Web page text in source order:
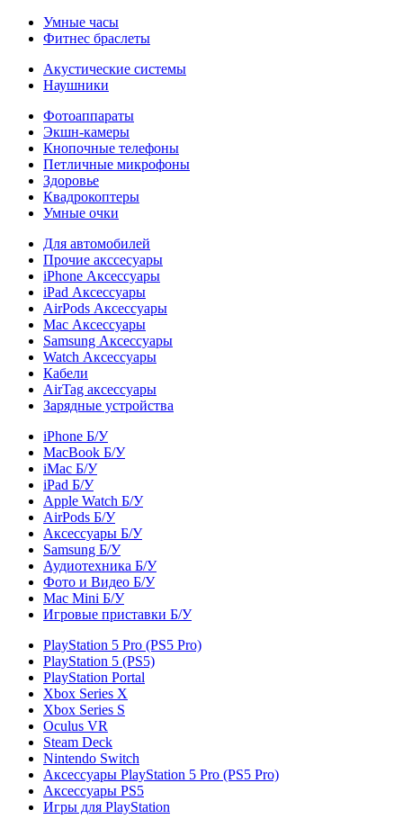
Умные часы
Фитнес браслеты
Акустические системы
Наушники
Фотоаппараты
Экшн-камеры
Кнопочные телефоны
Петличные микрофоны
Здоровье
Квадрокоптеры
Умные очки
Для автомобилей
Прочие акссесуары
iPhone Аксессуары
iPad Аксессуары
AirPods Аксессуары
Mac Аксессуары
Samsung Аксессуары
Watch Аксессуары
Кабели
AirTag аксессуары
Зарядные устройства
iPhone Б/У
MacBook Б/У
iMac Б/У
iPad Б/У
Apple Watch Б/У
AirPods Б/У
Аксессуары Б/У
Samsung Б/У
Аудиотехника Б/У
Фото и Видео Б/У
Mac Mini Б/У
Игровые приставки Б/У
PlayStation 5 Pro (PS5 Pro)
PlayStation 5 (PS5)
PlayStation Portal
Xbox Series X
Xbox Series S
Oculus VR
Steam Deck
Nintendo Switch
Аксессуары PlayStation 5 Pro (PS5 Pro)
Аксессуары PS5
Игры для PlayStation